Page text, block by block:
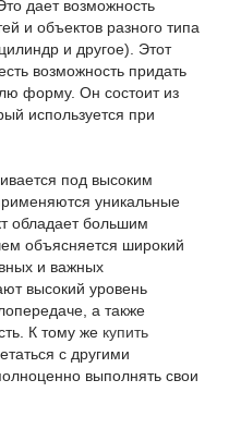
дает возможность
и объектов разного типа
и другое). Этот
возможность придать
форму. Он состоит из
используется при
под высоким
уникальные
обладает большим
объясняется широкий
и важных
высокий уровень
а также
К тому же купить
с другими
выполнять свои